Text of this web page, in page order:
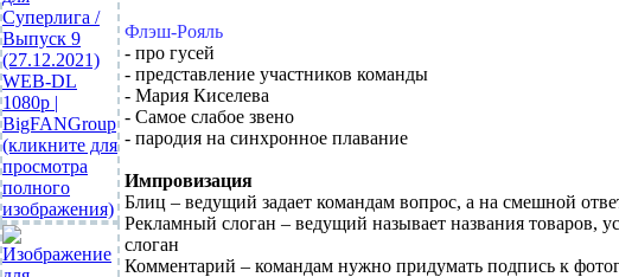
Флэш-Рояль
- про гусей
- представление участников команды
- Мария Киселева
- Самое слабое звено
- пародия на синхронное плавание
Импровизация
Блиц – ведущий задает командам вопрос, а на смешной
Рекламный слоган – ведущий называет названия товаров,
слоган
Комментарий – командам нужно придумать подпись к